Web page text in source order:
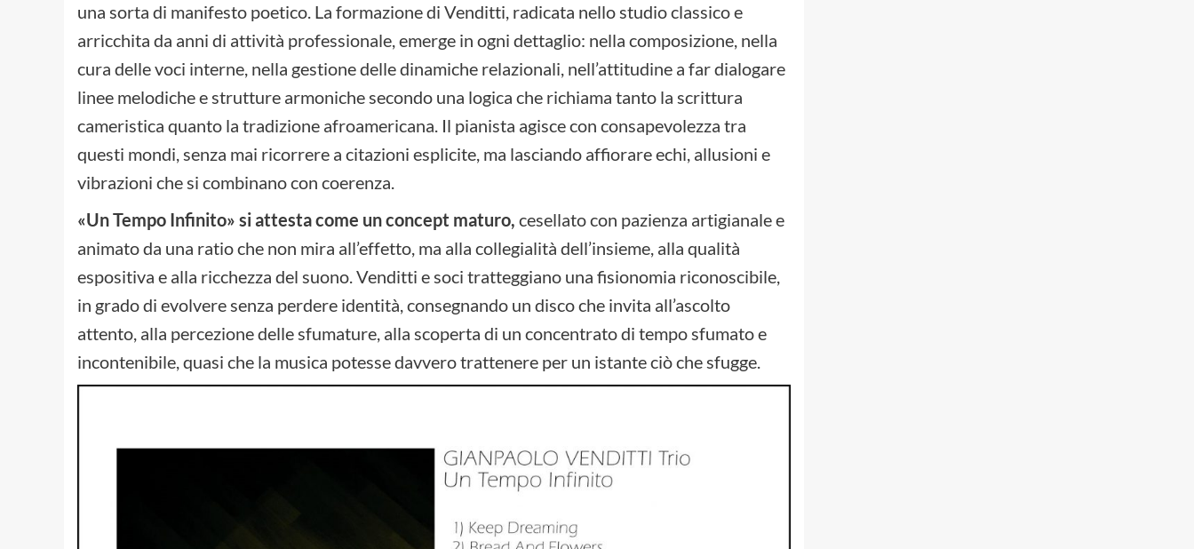
una sorta di manifesto poetico. La formazione di Venditti, radicata nello studio classico e
arricchita da anni di attività professionale, emerge in ogni dettaglio: nella composizione, nella
cura delle voci interne, nella gestione delle dinamiche relazionali, nell’attitudine a far dialogare
linee melodiche e strutture armoniche secondo una logica che richiama tanto la scrittura
cameristica quanto la tradizione afroamericana. Il pianista agisce con consapevolezza tra
questi mondi, senza mai ricorrere a citazioni esplicite, ma lasciando affiorare echi, allusioni e
vibrazioni che si combinano con coerenza.
«Un Tempo Infinito» si attesta come un concept maturo, cesellato con pazienza artigianale e
animato da una ratio che non mira all’effetto, ma alla collegialità dell’insieme, alla qualità
espositiva e alla ricchezza del suono. Venditti e soci tratteggiano una fisionomia riconoscibile,
in grado di evolvere senza perdere identità, consegnando un disco che invita all’ascolto
attento, alla percezione delle sfumature, alla scoperta di un concentrato di tempo sfumato e
incontenibile, quasi che la musica potesse davvero trattenere per un istante ciò che sfugge.